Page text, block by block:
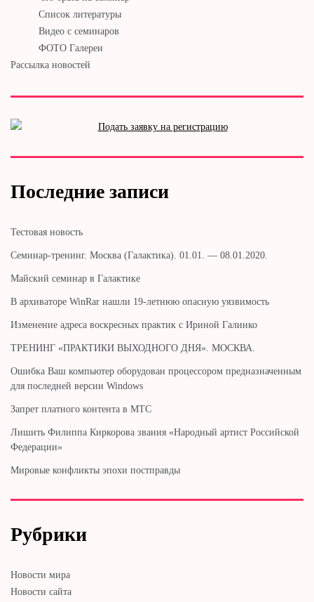
Список литературы
Видео с семинаров
ФОТО Галереи
Рассылка новостей
Последние записи
Тестовая новость
Cеминар-тренинг. Москва (Галактика). 01.01. — 08.01.2020.
Майский семинар в Галактике
В архиваторе WinRar нашли 19-летнюю опасную уязвимость
Изменение адреса воскресных практик с Ириной Галинко
ТРЕНИНГ «ПРАКТИКИ ВЫХОДНОГО ДНЯ». МОСКВА.
Ошибка Ваш компьютер оборудован процессором предназначенным
для последней версии Windows
Запрет платного контента в МТС
Лишить Филиппа Киркорова звания «Народный артист Российской
Федерации»
Мировые конфликты эпохи постправды
Рубрики
Новости мира
Новости сайта